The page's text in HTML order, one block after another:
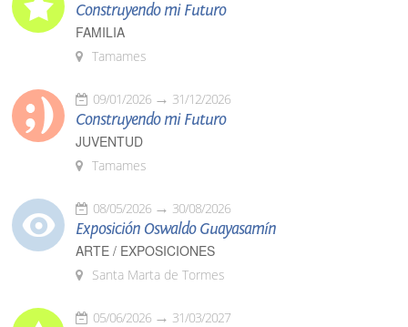
Construyendo mi Futuro
FAMILIA
Tamames
09/01/2026 31/12/2026
Construyendo mi Futuro
JUVENTUD
Tamames
08/05/2026 30/08/2026
Exposición Oswaldo Guayasamín
ARTE / EXPOSICIONES
Santa Marta de Tormes
05/06/2026 31/03/2027